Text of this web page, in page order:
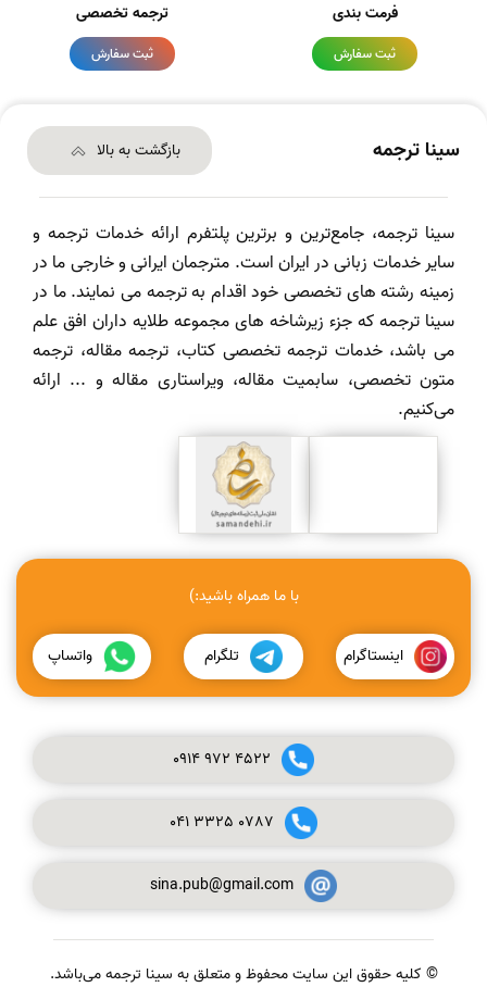
فرمت بندی
ثبت سفارش
ترجمه تخصصی
ثبت سفارش
سینا ترجمه بازگشت به بالا
سینا ترجمه، جامع‌ترین و برترین پلتفرم ارائه خدمات ترجمه و
سایر خدمات زبانی در ایران است. مترجمان ایرانی و خارجی ما در
زمینه رشته های تخصصی خود اقدام به ترجمه می نمایند. ما در
سینا ترجمه که جزء زیرشاخه های مجموعه طلایه داران افق علم
می باشد، خدمات ترجمه تخصصی کتاب، ترجمه مقاله، ترجمه
متون تخصصی، سابمیت مقاله، ویراستاری مقاله و ... ارائه
می‌کنیم.
با ما همراه باشید:)
اینستاگرام تلگرام واتساپ
0914972 4522
041 3325 0787
sina.pub@gmail.com
© کلیه حقوق این سایت محفوظ و متعلق به سینا ترجمه می‌باشد.